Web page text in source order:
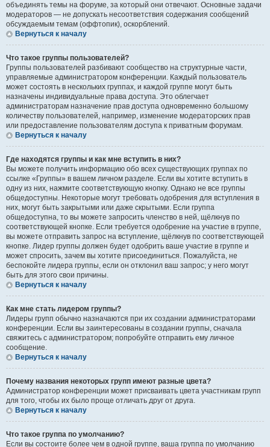
объединять темы на форуме, за который они отвечают. Основные задачи
модераторов — не допускать несоответствия содержания сообщений
обсуждаемым темам (оффтопик), оскорблений.
Вернуться к началу
Что такое группы пользователей?
Группы пользователей разбивают сообщество на структурные части,
управляемые администратором конференции. Каждый пользователь
может состоять в нескольких группах, и каждой группе могут быть
назначены индивидуальные права доступа. Это облегчает
администраторам назначение прав доступа одновременно большому
количеству пользователей, например, изменение модераторских прав
или предоставление пользователям доступа к приватным форумам.
Вернуться к началу
Где находятся группы и как мне вступить в них?
Вы можете получить информацию обо всех существующих группах по
ссылке «Группы» в вашем личном разделе. Если вы хотите вступить в
одну из них, нажмите соответствующую кнопку. Однако не все группы
общедоступны. Некоторые могут требовать одобрения для вступления в
них, могут быть закрытыми или даже скрытыми. Если группа
общедоступна, то вы можете запросить членство в ней, щёлкнув по
соответствующей кнопке. Если требуется одобрение на участие в группе,
вы можете отправить запрос на вступление, щёлкнув по соответствующей
кнопке. Лидер группы должен будет одобрить ваше участие в группе и
может спросить, зачем вы хотите присоединиться. Пожалуйста, не
беспокойте лидера группы, если он отклонил ваш запрос; у него могут
быть для этого свои причины.
Вернуться к началу
Как мне стать лидером группы?
Лидеры групп обычно назначаются при их создании администраторами
конференции. Если вы заинтересованы в создании группы, сначала
свяжитесь с администратором; попробуйте отправить ему личное
сообщение.
Вернуться к началу
Почему названия некоторых групп имеют разные цвета?
Администратор конференции может присваивать цвета участникам групп
для того, чтобы их было проще отличать друг от друга.
Вернуться к началу
Что такое группа по умолчанию?
Если вы состоите более чем в одной группе, ваша группа по умолчанию